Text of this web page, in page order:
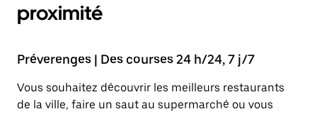
proximité
Préverenges | Des courses 24 h/24, 7 j/7
Vous souhaitez découvrir les meilleurs restaurants
de la ville, faire un saut au supermarché ou vous